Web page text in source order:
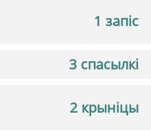
1 запіс
3 спасылкі
2 крыніцы